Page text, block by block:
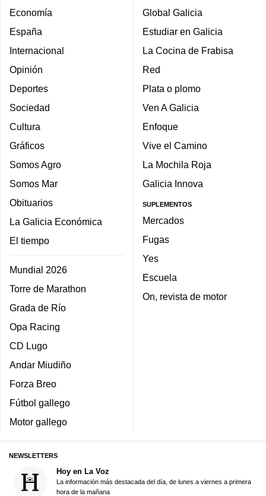
Economía
España
Internacional
Opinión
Deportes
Sociedad
Cultura
Gráficos
Somos Agro
Somos Mar
Obituarios
La Galicia Económica
El tiempo
Mundial 2026
Torre de Marathon
Grada de Río
Opa Racing
CD Lugo
Andar Miudiño
Forza Breo
Fútbol gallego
Motor gallego
Global Galicia
Estudiar en Galicia
La Cocina de Frabisa
Red
Plata o plomo
Ven A Galicia
Enfoque
Vive el Camino
La Mochila Roja
Galicia Innova
SUPLEMENTOS
Mercados
Fugas
Yes
Escuela
On, revista de motor
NEWSLETTERS
Hoy en La Voz
La información más destacada del día, de lunes a viernes a primera
hora de la mañana